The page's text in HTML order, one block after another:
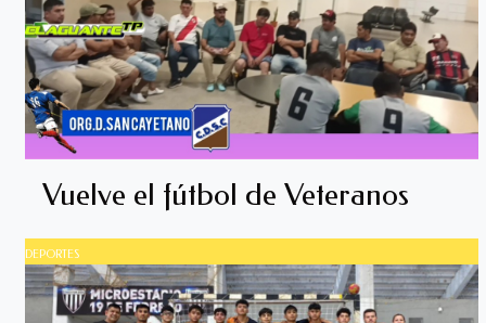
Vuelve el fútbol de Veteranos
DEPORTES